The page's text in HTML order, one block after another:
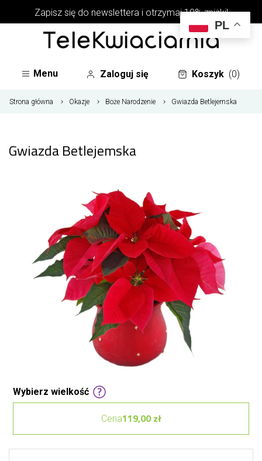
Zapisz się do newslettera i otrzymaj 10% zniżki!
Menu Zaloguj się Koszyk (0)
Strona główna Okazje Boże Narodzenie Gwiazda Betlejemska
Gwiazda Betlejemska
Wybierz wielkość
Cena119,00 zł
PL